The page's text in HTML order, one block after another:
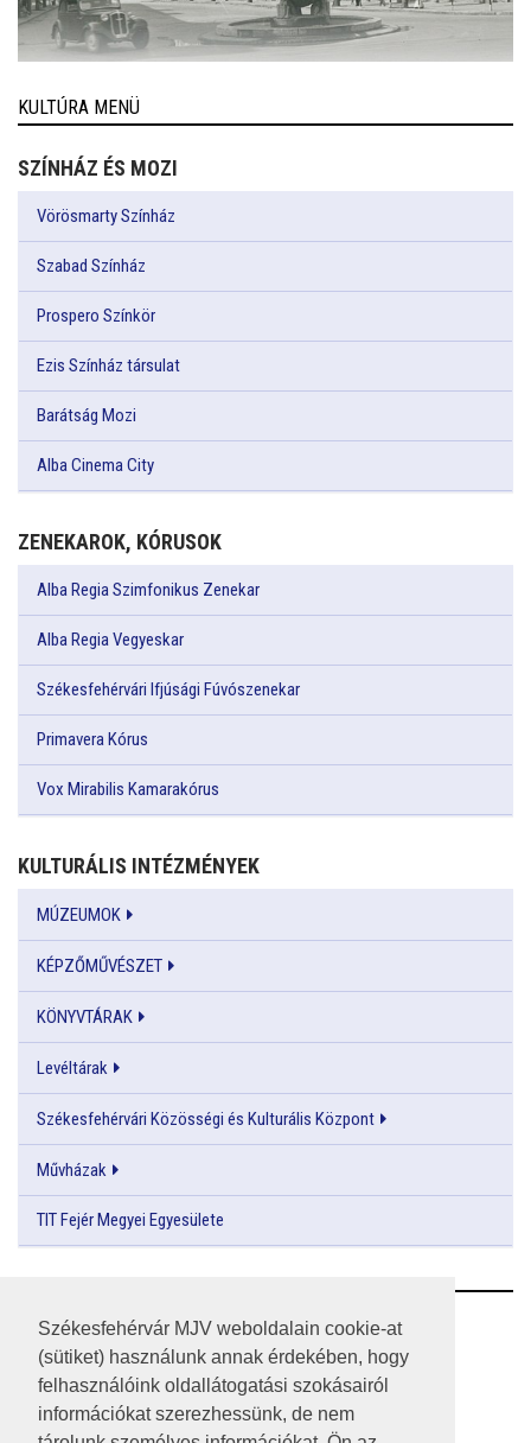
Székesfehérvár MJV weboldalain cookie-at
(sütiket) használunk annak érdekében, hogy
felhasználóink oldallátogatási szokásairól
információkat szerezhessünk, de nem
KULTÚRA MENÜ
SZÍNHÁZ ÉS MOZI
Vörösmarty Színház
Szabad Színház
Prospero Színkör
Ezis Színház társulat
Barátság Mozi
Alba Cinema City
ZENEKAROK, KÓRUSOK
Alba Regia Szimfonikus Zenekar
Alba Regia Vegyeskar
Székesfehérvári Ifjúsági Fúvószenekar
Primavera Kórus
Vox Mirabilis Kamarakórus
KULTURÁLIS INTÉZMÉNYEK
MÚZEUMOK
KÉPZŐMŰVÉSZET
KÖNYVTÁRAK
Levéltárak
Székesfehérvári Közösségi és Kulturális Központ
Művházak
TIT Fejér Megyei Egyesülete
RSS
A HONLAP 2017.03.31-I ÁLLAPOTA
JOGI NYILATKOZAT